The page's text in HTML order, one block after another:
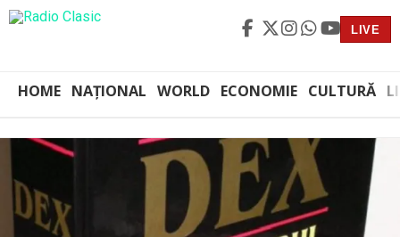
LIVE
HOME NAȚIONAL WORLD ECONOMIE CULTURĂ